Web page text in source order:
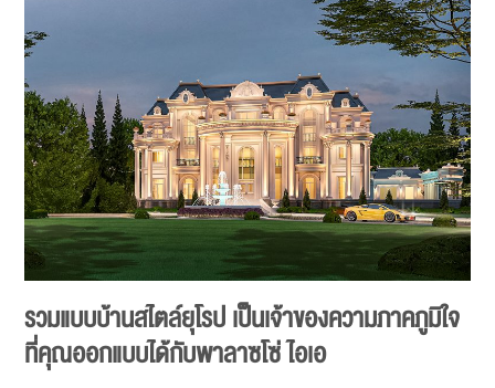
รวมแบบบ้านสไตล์ยุโรป เป็นเจ้าของความภาคภูมิใจ
ที่คุณออกแบบได้กับพาลาซโซ่ ไอเอ